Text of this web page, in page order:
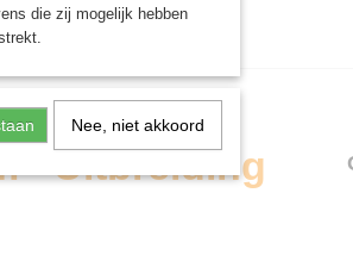
- Uitbreiding
die zij mogelijk hebben
Nee, niet akkoord